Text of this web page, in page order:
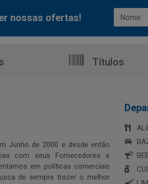
nossas ofertas!
Títulos
Junho de 2000 e desde então
com seus Fornecedores e
em políticas comerciais
de sempre trazer o melhor